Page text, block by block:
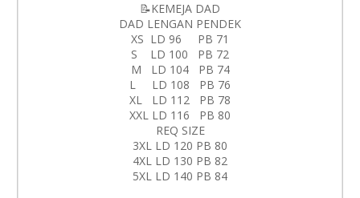
📝KEMEJA DAD
DAD LENGAN PENDEK
XS LD 96 PB 71
S LD 100 PB 72
M LD 104 PB 74
L LD 108 PB 76
XL LD 112 PB 78
XXL LD 116 PB 80
REQ SIZE
3XL LD 120 PB 80
4XL LD 130 PB 82
5XL LD 140 PB 84